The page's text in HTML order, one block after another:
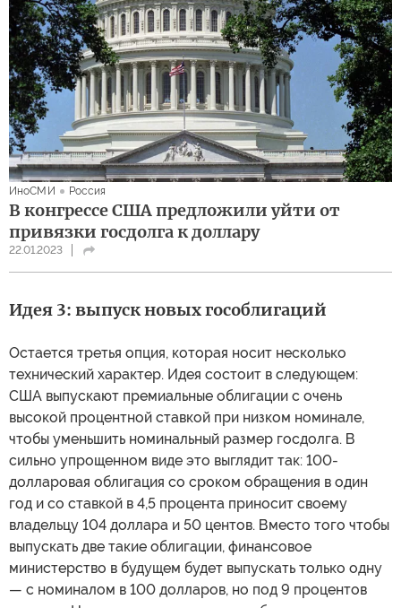
ИноСМИ Россия
В конгрессе США предложили уйти от
привязки госдолга к доллару
22.01.2023
Идея 3: выпуск новых гособлигаций
Остается третья опция, которая носит несколько
технический характер. Идея состоит в следующем:
США выпускают премиальные облигации с очень
высокой процентной ставкой при низком номинале,
чтобы уменьшить номинальный размер госдолга. В
сильно упрощенном виде это выглядит так: 100-
долларовая облигация со сроком обращения в один
год и со ставкой в 4,5 процента приносит своему
владельцу 104 доллара и 50 центов. Вместо того чтобы
выпускать две такие облигации, финансовое
министерство в будущем будет выпускать только одну
— с номиналом в 100 долларов, но под 9 процентов